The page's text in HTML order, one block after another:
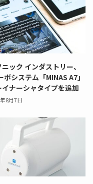
ック インダストリー、
ボシステム「MINAS A7」
イナーシャタイプを追加
8月7日